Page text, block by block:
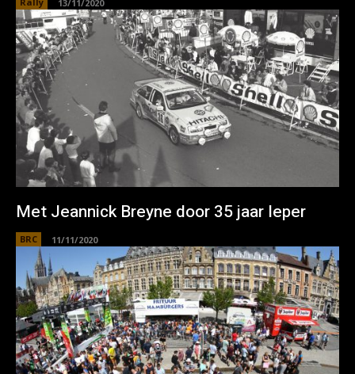
13/11/2020
Met Jeannick Breyne door 35 jaar Ieper
BRC 11/11/2020